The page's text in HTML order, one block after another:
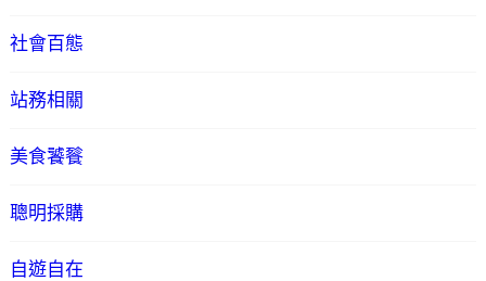
社會百態
站務相關
美食饕餮
聰明採購
自遊自在